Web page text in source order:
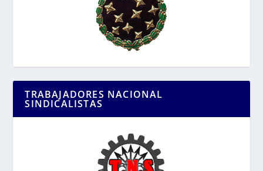
TRABAJADORES NACIONAL
SINDICALISTAS